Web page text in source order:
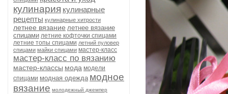
кулинария кулинарные
рецепты кулинарные хитрости
летнее вязание летнее вязание
спицами летние кофточки спицами
летние топы спицами летний пуловер
спицами майки спицами мастер-класс
мастер-класс по вязанию
мастер-классы мода модели
спицами модная одежда модное
вязание молодежный джемпер